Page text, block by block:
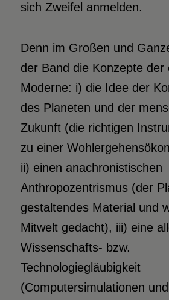
sich Zweifel anmelden.
Denn im Großen und
der Band die Konzepte der
Moderne: i) die Idee der
des Planeten und der
Zukunft (die richtigen
zu einer
ii) einen anachronistischen
Anthropozentrismus (der
gestaltendes Material und
Mitwelt gedacht), iii) eine
Wissenschafts- bzw.
Technologiegläubigkeit
(Computersimulationen und